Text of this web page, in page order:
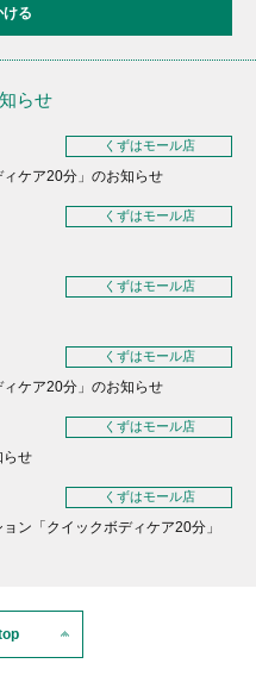
ける
らせ
くずはモール店
ケア20分」のお知らせ
くずはモール店
くずはモール店
くずはモール店
ケア20分」のお知らせ
くずはモール店
らせ
くずはモール店
ン「クイックボディケア20分」